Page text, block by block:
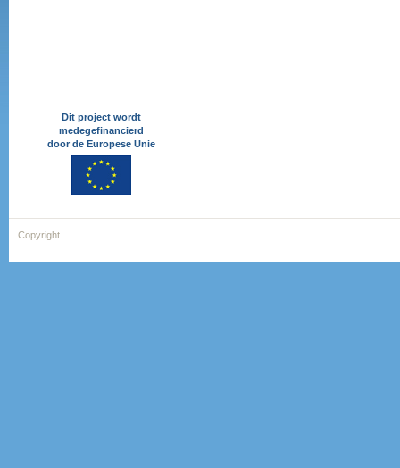
Dit project wordt
medegefinancierd
door de Europese Unie
Copyright